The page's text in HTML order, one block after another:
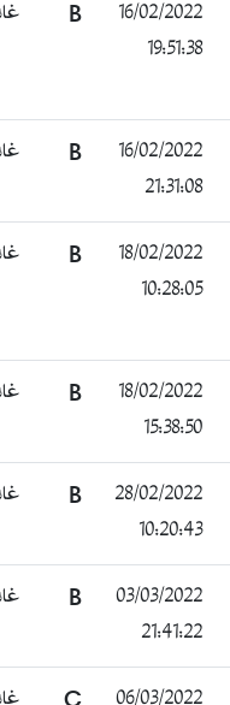
16/02/2022
19:51:38
B غائب
16/02/2022
21:31:08
B غائب
18/02/2022
10:28:05
B غائب
18/02/2022
15:38:50
B غائب
28/02/2022
10:20:43
B غائب
03/03/2022
21:41:22
B غائب